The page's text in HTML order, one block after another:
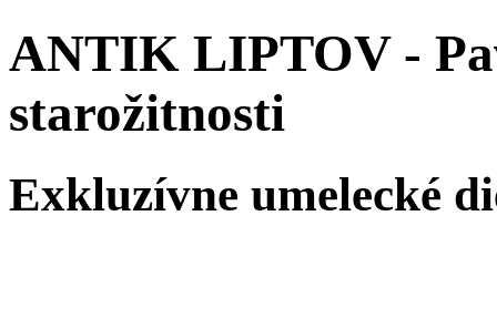
ANTIK LIPTOV -
starožitnosti
Exkluzívne umelecké